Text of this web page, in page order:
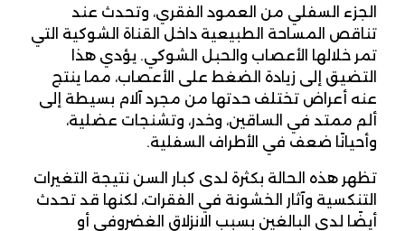
الجزء السفلي من العمود الفقري، وتحدث عند
تناقص المساحة الطبيعية داخل القناة الشوكية التي
تمر خلالها الأعصاب والحبل الشوكي. يؤدي هذا
التضيق إلى زيادة الضغط على الأعصاب، مما ينتج
عنه أعراض تختلف حدتها من مجرد آلام بسيطة إلى
ألم ممتد في الساقين، وخدر، وتشنجات عضلية،
وأحيانًا ضعف في الأطراف السفلية.
تظهر هذه الحالة بكثرة لدى كبار السن نتيجة التغيرات
التنكسية وآثار الخشونة في الفقرات، لكنها قد تحدث
أيضًا لدى البالغين بسبب الانزلاق الغضروفي أو